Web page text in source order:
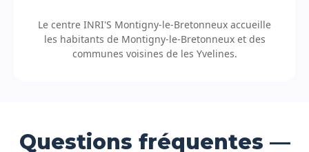
Le centre INRI'S Montigny-le-Bretonneux accueille
les habitants de Montigny-le-Bretonneux et des
communes voisines de les Yvelines.
Questions fréquentes —